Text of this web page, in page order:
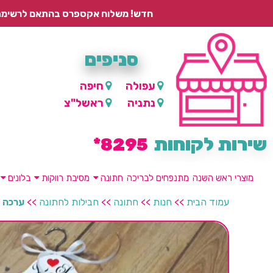
חדש! משלוח אקספרס בהתאם לרשימת היישובים – עד 2 ימי עסקים, ועד 4 ימי עסקים למוצרים
סניפים
עפולה
חיפה
נתניה
ראשל"צ
שירות לקוחות 8295*
מוצרי ראש השנה מתנפחים לבריכה חתונה מסיבת רווקות בלונים
עמוד הבית >> חנות >> חתונה >> חבילות לחתונה >> ערכה